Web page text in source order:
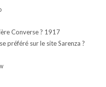
Converse ? 1917
préféré sur le site Sarenza ?